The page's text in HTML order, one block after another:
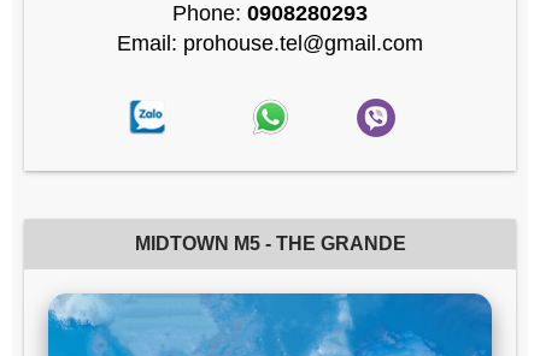
Phone: 0908280293
Email: prohouse.tel@gmail.com
MIDTOWN M5 - THE GRANDE